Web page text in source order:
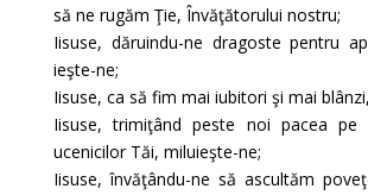
să ne rugăm Ţie, Învăţătorului nostru;
Iisuse, dăruindu-ne dragoste pentru
ieşte-ne;
Iisuse, ca să fim mai iubitori şi mai
Iisuse, trimiţând peste noi pacea
ucenicilor Tăi, miluieşte-ne;
Iisuse, învăţându-ne să ascultăm